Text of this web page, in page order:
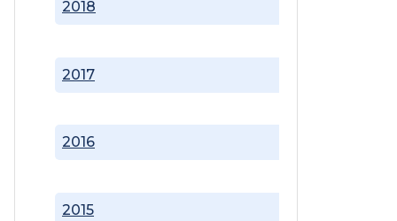
2015
2016
2017
2018